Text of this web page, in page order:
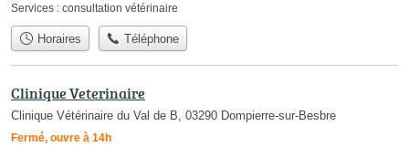
Services : consultation vétérinaire
Horaires Téléphone
Clinique Veterinaire
Clinique Vétérinaire du Val de B, 03290 Dompierre-sur-Besbre
Fermé, ouvre à 14h